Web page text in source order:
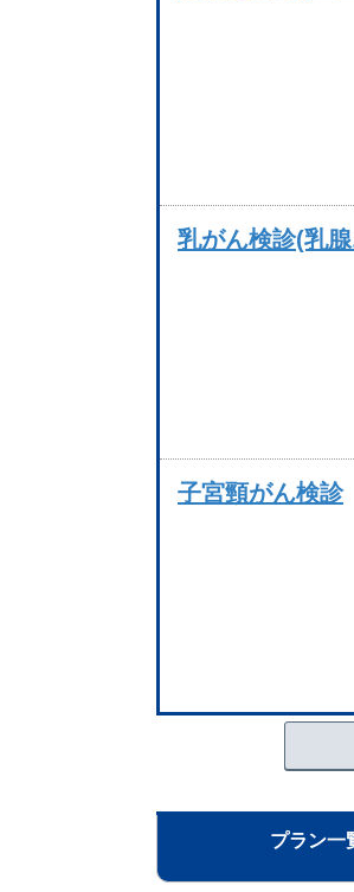
乳がん検診(乳
子宮頸がん検診
プラン一